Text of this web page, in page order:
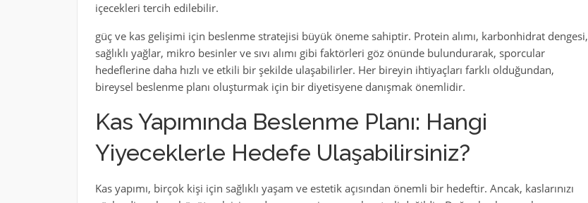
içecekleri tercih edilebilir.
güç ve kas gelişimi için beslenme stratejisi büyük öneme sahiptir. Protein alımı, karbonhidrat dengesi,
sağlıklı yağlar, mikro besinler ve sıvı alımı gibi faktörleri göz önünde bulundurarak, sporcular
hedeflerine daha hızlı ve etkili bir şekilde ulaşabilirler. Her bireyin ihtiyaçları farklı olduğundan,
bireysel beslenme planı oluşturmak için bir diyetisyene danışmak önemlidir.
Kas Yapımında Beslenme Planı: Hangi
Yiyeceklerle Hedefe Ulaşabilirsiniz?
Kas yapımı, birçok kişi için sağlıklı yaşam ve estetik açısından önemli bir hedeftir. Ancak, kaslarınızı